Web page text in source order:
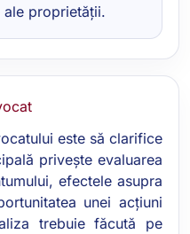
proprietății.
este să clarifice
privește evaluarea
efectele asupra
unei acțiuni
trebuie făcută pe